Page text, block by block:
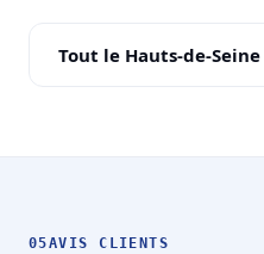
Tout le Hauts-de-
05AVIS CLIENTS